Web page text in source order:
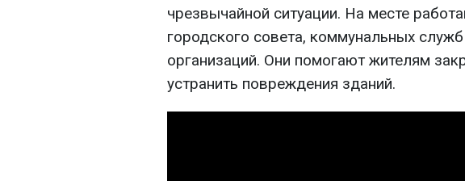
чрезвычайной ситуации. На месте
городского совета, коммунальных
организаций. Они помогают жителям
устранить повреждения зданий.